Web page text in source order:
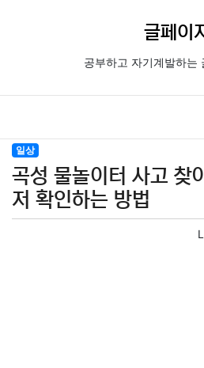
글페이
공부하고 자기계발하는
일상
곡성 물놀이터 사고 찾
저 확인하는 방법